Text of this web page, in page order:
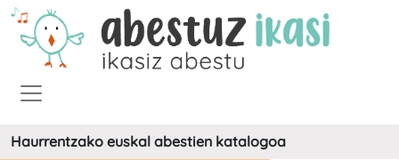
Haurrentzako euskal abestien katalogoa